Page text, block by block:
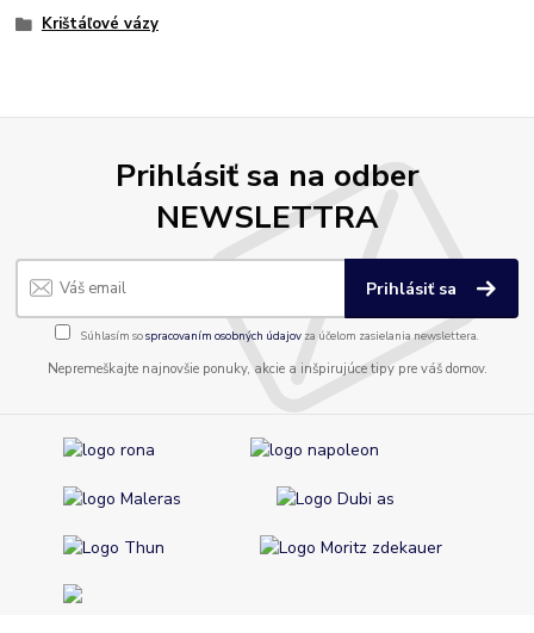
Krištáľové vázy
Prihlásiť sa na odber
NEWSLETTRA
Prihlásiť sa
Súhlasím sospracovaním osobných údajov za účelom zasielania newslettera.
Nepremeškajte najnovšie ponuky, akcie a inšpirujúce tipy pre váš domov.